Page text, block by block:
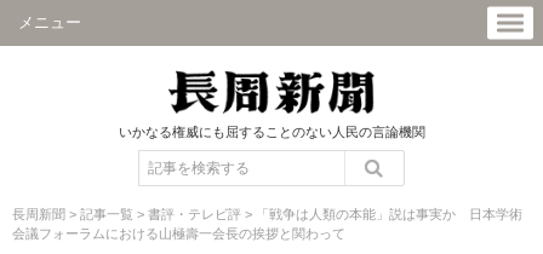
メニュー
いかなる権威にも屈することのない人民の言論機関
長周新聞 > 記事一覧 > 書評・テレビ評 >
「戦争は人類の本能」説は事実か 日本学術
会議フォーラムにおける山極壽一会長の挨拶と関わって